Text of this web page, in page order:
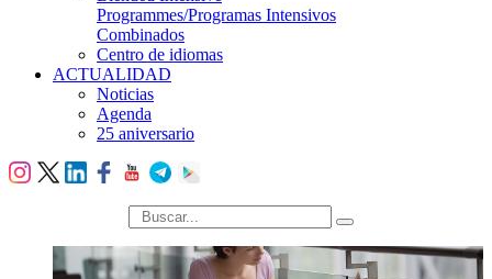
Programmes/Programas Intensivos
Combinados
Centro de idiomas
ACTUALIDAD
Noticias
Agenda
25 aniversario
búsqueda